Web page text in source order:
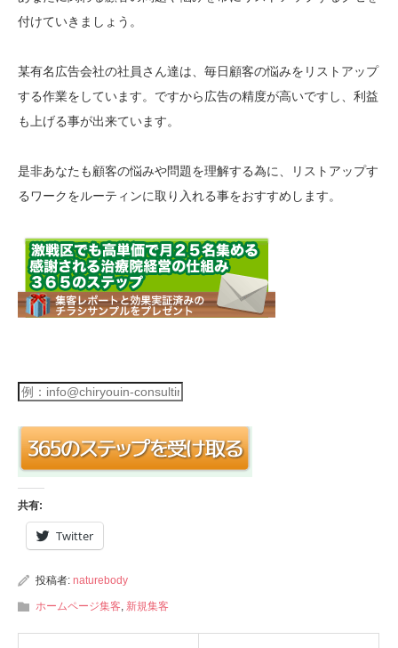
付けていきましょう。
某有名広告会社の社員さん達は、毎日顧客の悩みをリストアップ
する作業をしています。ですから広告の精度が高いですし、利益
も上げる事が出来ています。
是非あなたも顧客の悩みや問題を理解する為に、リストアップす
るワークをルーティンに取り入れる事をおすすめします。
共有:
Twitter
投稿者: naturebody
ホームページ集客, 新規集客